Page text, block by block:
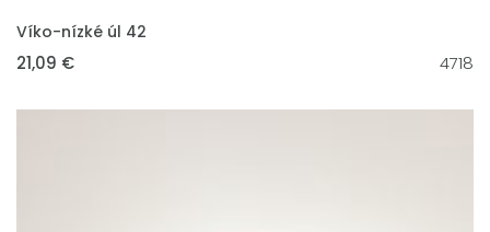
VLOŽIT DO KOŠÍKU
Víko-nízké úl 42
21,09 € 4718